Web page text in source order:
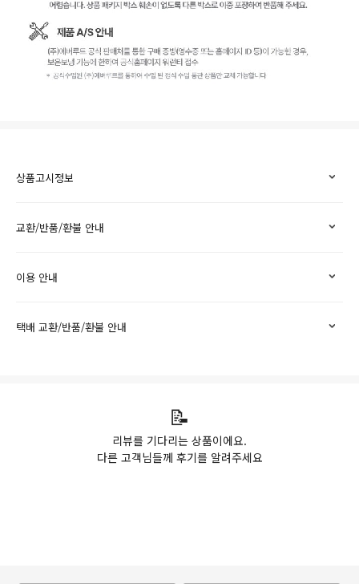
상품고시정보
교환/반품/환불 안내
이용 안내
택배 교환/반품/환불 안내
📝
리뷰를 기다리는 상품이에요.
다른 고객님들께 후기를 알려주세요